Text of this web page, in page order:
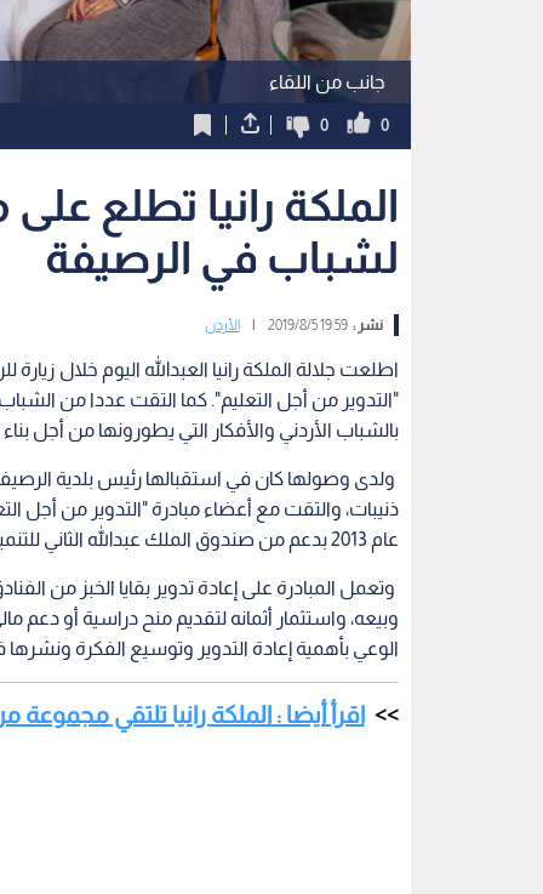
جانب من اللقاء
0
0
الملكة رانيا تطلع
لشباب في الرصيفة
نشر :19:59 2019/8/5 الأردن
اطلعت جلالة الملكة رانيا العبدالله اليوم خلال
"التدوير من أجل التعليم". كما التقت عددا من
بالشباب الأردني والأفكار التي يطورونها من أجل
ولدى وصولها كان في استقبالها رئيس بلدية
ذنيبات، والتقت مع أعضاء مبادرة "التدوير من أجل
عام 2013 بدعم من صندوق الملك عبدالله الثاني للتنمية، والخطط المستقبلية والطموحات والتحديات التي تواجههم.
وتعمل المبادرة على إعادة تدوير بقايا الخبز من
وبيعه، واستثمار أثمانه لتقديم منح دراسية أو دعم
الوعي بأهمية إعادة التدوير وتوسيع الفكرة
اقرأ أيضا : الملكة رانيا تلتقي مجموعة